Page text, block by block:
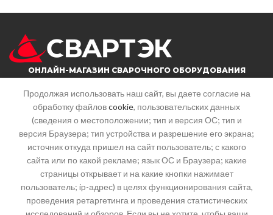
ОНЛАЙН-МАГАЗИН СВАРОЧНОГО ОБОРУДОВАНИЯ
г. Саратов, ул. Большая горная, 215
Почта: info@svartek.ru
СТАТЬИ
КАТЕГОРИИ
Продолжая использовать наш сайт, вы даете согласие на
обработку файловcookie, пользовательских данных
(сведения о местоположении; тип и версия ОС; тип и
версия Браузера; тип устройства и разрешение его экрана;
источник откуда пришел на сайт пользователь; с какого
сайта или по какой рекламе; язык ОС и Браузера; какие
страницы открывает и на какие кнопки нажимает
пользователь; ip-адрес) в целях функционирования сайта,
проведения ретаргетинга и проведения статистических